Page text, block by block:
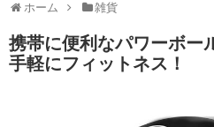
ホーム 雑貨
携帯に便利なパワーボー
手軽にフィットネス！